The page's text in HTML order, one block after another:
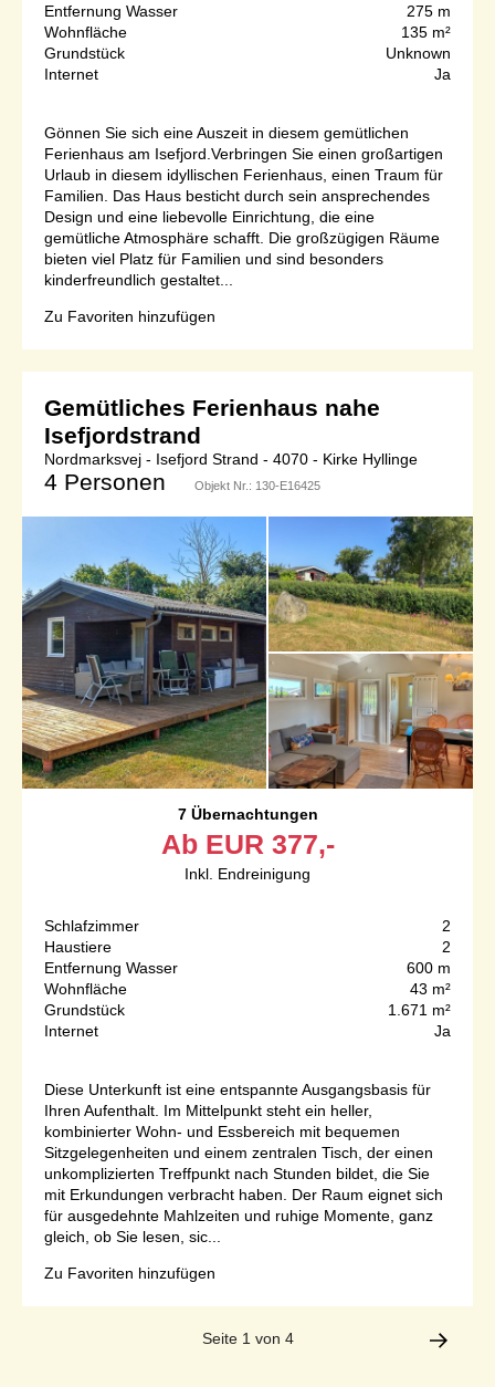
Entfernung Wasser
275 m
Wohnfläche
135 m²
Grundstück
Unknown
Internet
Ja
Gönnen Sie sich eine Auszeit in diesem gemütlichen
Ferienhaus am Isefjord.Verbringen Sie einen großartigen
Urlaub in diesem idyllischen Ferienhaus, einen Traum für
Familien. Das Haus besticht durch sein ansprechendes
Design und eine liebevolle Einrichtung, die eine
gemütliche Atmosphäre schafft. Die großzügigen Räume
bieten viel Platz für Familien und sind besonders
kinderfreundlich gestaltet...
Zu Favoriten hinzufügen
Gemütliches Ferienhaus nahe
Isefjordstrand
Nordmarksvej - Isefjord Strand - 4070 - Kirke Hyllinge
4 Personen Objekt Nr.: 130-E16425
7 Übernachtungen
Ab EUR 377,-
Inkl. Endreinigung
Schlafzimmer
2
Haustiere
2
Entfernung Wasser
600 m
Wohnfläche
43 m²
Grundstück
1.671 m²
Internet
Ja
Diese Unterkunft ist eine entspannte Ausgangsbasis für
Ihren Aufenthalt. Im Mittelpunkt steht ein heller,
kombinierter Wohn- und Essbereich mit bequemen
Sitzgelegenheiten und einem zentralen Tisch, der einen
unkomplizierten Treffpunkt nach Stunden bildet, die Sie
mit Erkundungen verbracht haben. Der Raum eignet sich
für ausgedehnte Mahlzeiten und ruhige Momente, ganz
gleich, ob Sie lesen, sic...
Zu Favoriten hinzufügen
Seite 1 von 4